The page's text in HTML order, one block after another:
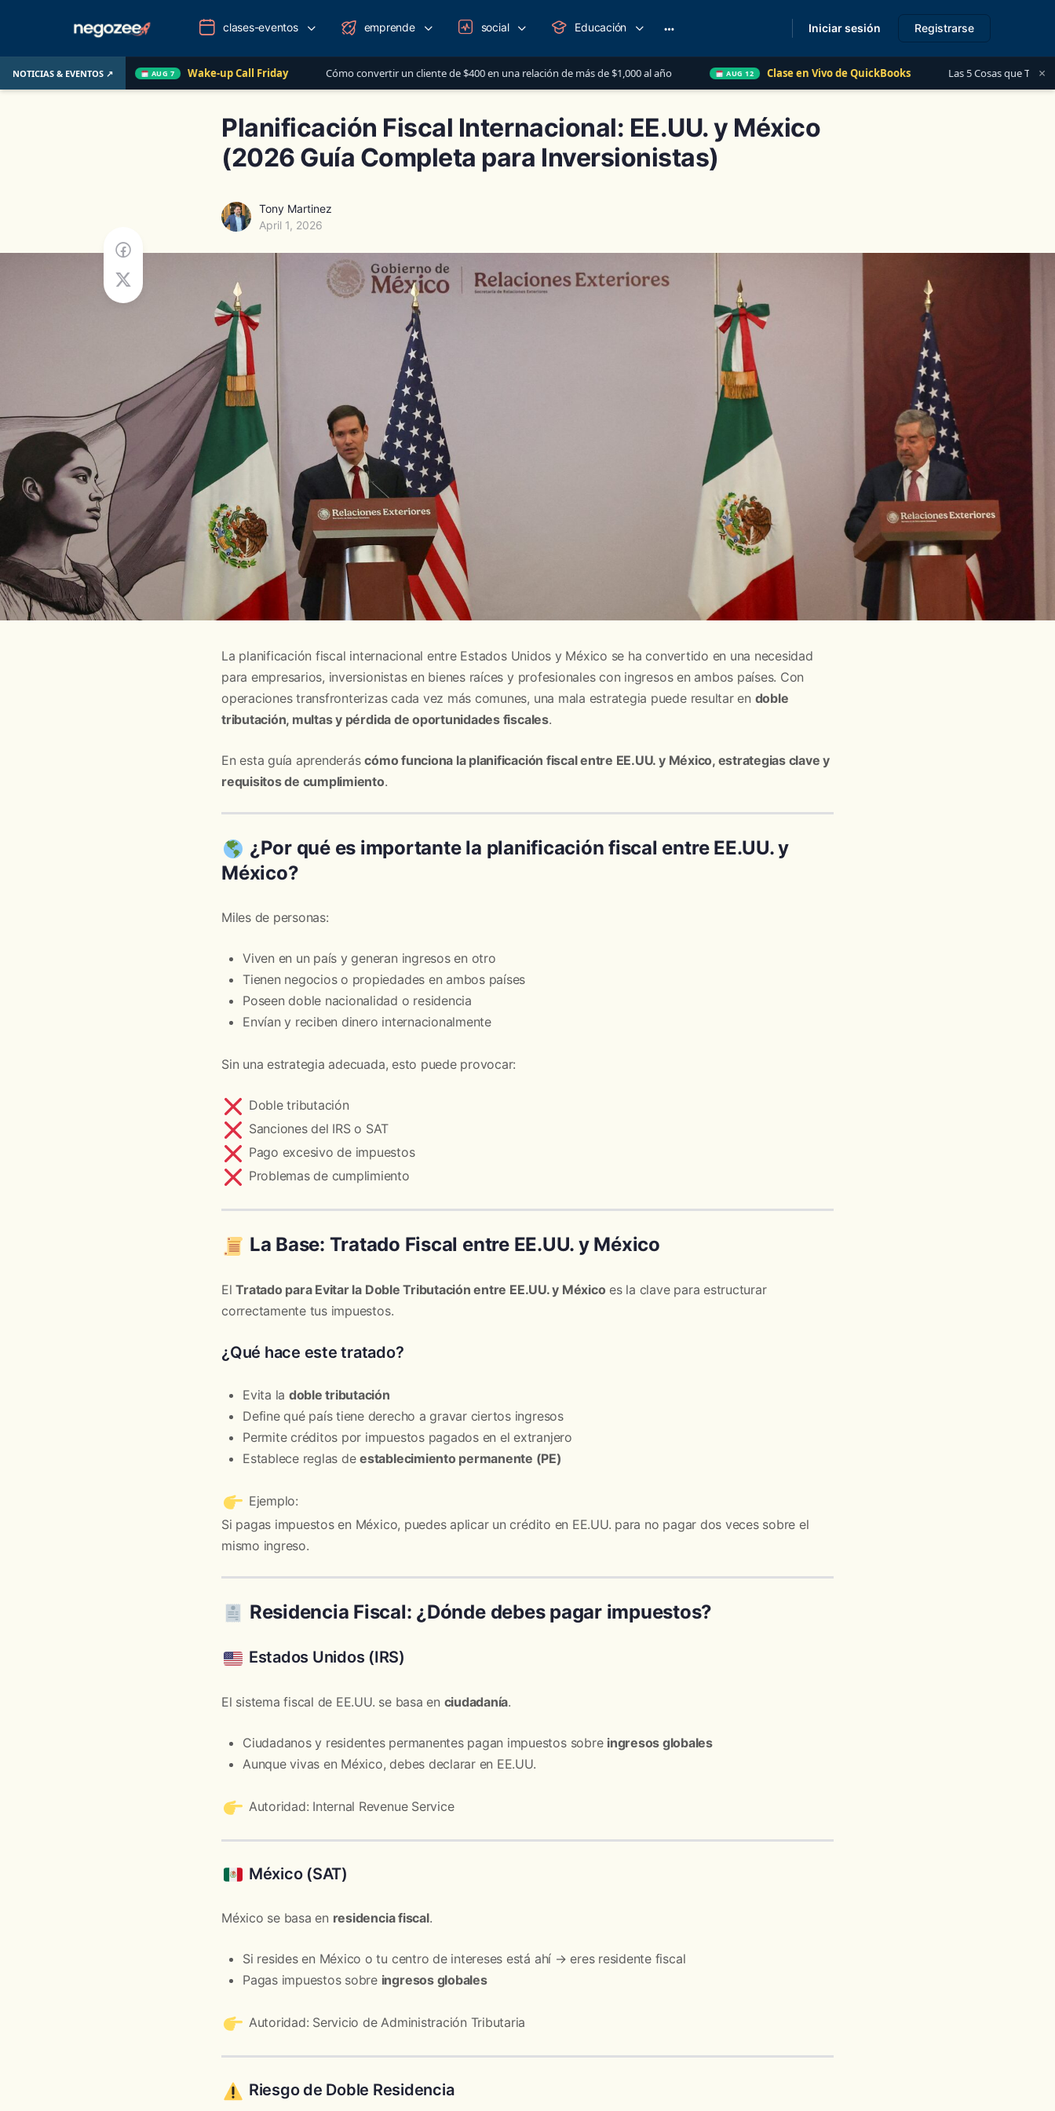
NOTICIAS & EVENTOS ↗
AUG 7 Wake-up Call Friday Cómo convertir un cliente de $400 en una relación de más de $1,000 al año AUG 12 Clase en Vivo de QuickBooks Las 5 Cosas que Todo Contador Debe Saber×
clases-eventos emprende social Educación
options
Iniciar sesión Registrarse
Planificación Fiscal Internacional: EE.UU. y México
(2026 Guía Completa para Inversionistas)
Tony Martinez
April 1, 2026
La planificación fiscal internacional entre Estados Unidos y México se ha convertido en una necesidad
para empresarios, inversionistas en bienes raíces y profesionales con ingresos en ambos países. Con
operaciones transfronterizas cada vez más comunes, una mala estrategia puede resultar en doble
tributación, multas y pérdida de oportunidades fiscales.
En esta guía aprenderáscómo funciona la planificación fiscal entre EE.UU. y México, estrategias clave y
requisitos de cumplimiento.
¿Por qué es importante la planificación fiscal entre EE.UU. y
México?
Miles de personas:
Viven en un país y generan ingresos en otro
Tienen negocios o propiedades en ambos países
Poseen doble nacionalidad o residencia
Envían y reciben dinero internacionalmente
Sin una estrategia adecuada, esto puede provocar:
Doble tributación
Sanciones del IRS o SAT
Pago excesivo de impuestos
Problemas de cumplimiento
La Base: Tratado Fiscal entre EE.UU. y México
ElTratado para Evitar la Doble Tributación entre EE.UU. y México es la clave para estructurar
correctamente tus impuestos.
¿Qué hace este tratado?
Evita la doble tributación
Define qué país tiene derecho a gravar ciertos ingresos
Permite créditos por impuestos pagados en el extranjero
Establece reglas deestablecimiento permanente (PE)
Ejemplo:
Si pagas impuestos en México, puedes aplicar un crédito en EE.UU. para no pagar dos veces sobre el
mismo ingreso.
Residencia Fiscal: ¿Dónde debes pagar impuestos?
Estados Unidos (IRS)
El sistema fiscal de EE.UU. se basa en ciudadanía.
Ciudadanos y residentes permanentes pagan impuestos sobre ingresos globales
Aunque vivas en México, debes declarar en EE.UU.
Autoridad: Internal Revenue Service
México (SAT)
México se basa en residencia fiscal.
Si resides en México o tu centro de intereses está ahí → eres residente fiscal
Pagas impuestos sobre ingresos globales
Autoridad: Servicio de Administración Tributaria
Riesgo de Doble Residencia